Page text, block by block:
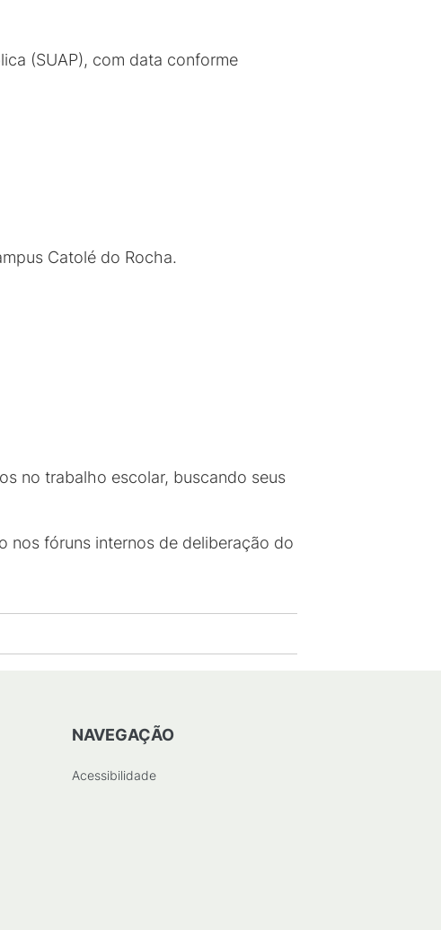
(SUAP), com data conforme
Catolé do Rocha.
no trabalho escolar, buscando seus
nos fóruns internos de deliberação do
NAVEGAÇÃO
Acessibilidade